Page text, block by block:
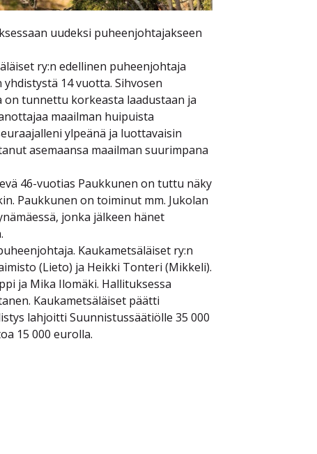
uudeksi puheenjohtajakseen
ry:n edellinen puheenjohtaja
14 vuotta. Sihvosen
on tunnettu korkeasta laadustaan ja
maailman huipuista
ylpeänä ja luottavaisin
asemaansa maailman suurimpana
46-vuotias Paukkunen on tuttu näky
Paukkunen on toiminut mm. Jukolan
jonka jälkeen hänet
Kaukametsäläiset ry:n
(Lieto) ja Heikki Tonteri (Mikkeli).
ja Mika Ilomäki. Hallituksessa
Kaukametsäläiset päätti
lahjoitti Suunnistussäätiölle 35 000
15 000 eurolla.